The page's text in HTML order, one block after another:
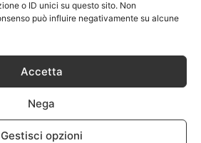
o ID unici su questo sito. Non
può influire negativamente su alcune
Accetta
Nega
Gestisci opzioni